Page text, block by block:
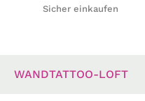
Sicher einkaufen
WANDTATTOO-LOFT